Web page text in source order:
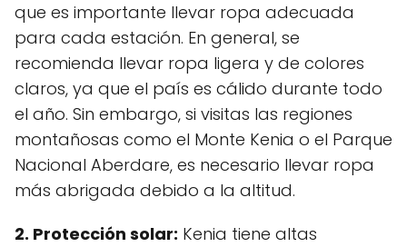
que es importante llevar ropa adecuada
para cada estación. En general, se
recomienda llevar ropa ligera y de colores
claros, ya que el país es cálido durante todo
el año. Sin embargo, si visitas las regiones
montañosas como el Monte Kenia o el Parque
Nacional Aberdare, es necesario llevar ropa
más abrigada debido a la altitud.
2. Protección solar: Kenia tiene altas